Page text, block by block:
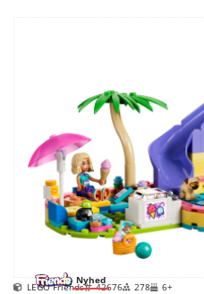
Nyhed
LEGO Friends 42676 278 6+